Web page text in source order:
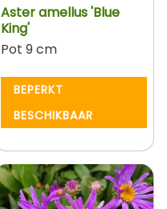
Aster amellus 'Blue
King'
Pot 9 cm
BEPERKT
BESCHIKBAAR